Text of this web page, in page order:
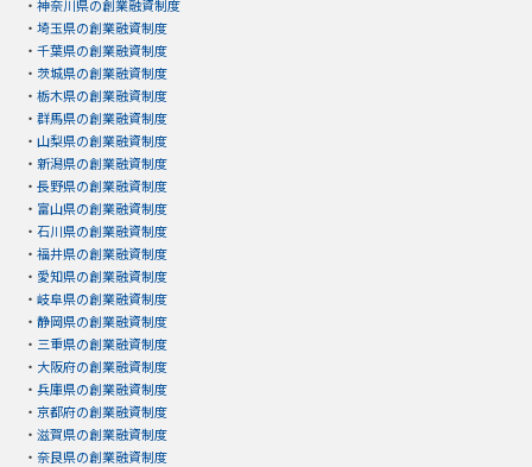
・ 神奈川県の創業融資制度
・ 埼玉県の創業融資制度
・ 千葉県の創業融資制度
・ 茨城県の創業融資制度
・ 栃木県の創業融資制度
・ 群馬県の創業融資制度
・ 山梨県の創業融資制度
・ 新潟県の創業融資制度
・ 長野県の創業融資制度
・ 富山県の創業融資制度
・ 石川県の創業融資制度
・ 福井県の創業融資制度
・ 愛知県の創業融資制度
・ 岐阜県の創業融資制度
・ 静岡県の創業融資制度
・ 三重県の創業融資制度
・ 大阪府の創業融資制度
・ 兵庫県の創業融資制度
・ 京都府の創業融資制度
・ 滋賀県の創業融資制度
・ 奈良県の創業融資制度